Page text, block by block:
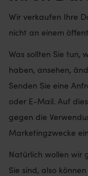
Wir verkaufen Ihre
nicht an einem
Was sollten Sie tun,
haben, ansehen,
Senden Sie eine
oder E-Mail. Auf
gegen die
Marketingzwecke
Natürlich wollen wir
Sie sind, also